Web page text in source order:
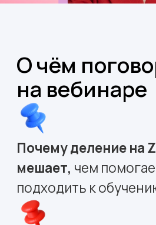
под новое поколение
Покажем конкретные приёмы и
инструменты,
сможете применить уже завтра